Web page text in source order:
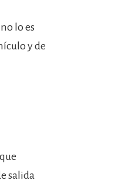
lo es
y de
salida